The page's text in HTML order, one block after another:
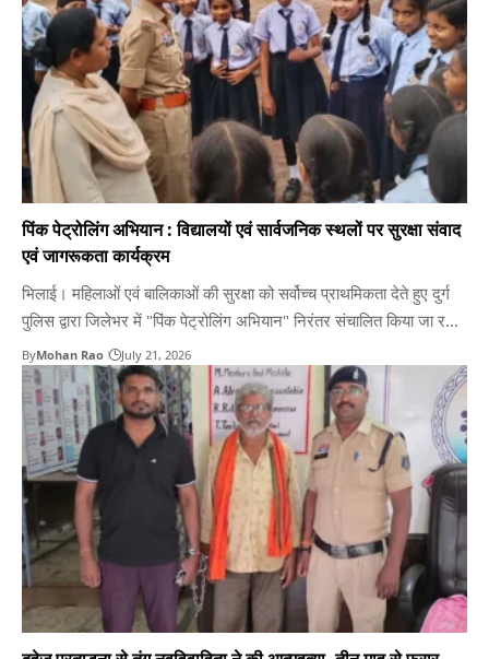
पिंक पेट्रोलिंग अभियान : विद्यालयों एवं सार्वजनिक स्थलों पर सुरक्षा संवाद
एवं जागरूकता कार्यक्रम
भिलाई। महिलाओं एवं बालिकाओं की सुरक्षा को सर्वोच्च प्राथमिकता देते हुए दुर्ग
पुलिस द्वारा जिलेभर में "पिंक पेट्रोलिंग अभियान" निरंतर संचालित किया जा रहा
है। इसी क्रम में मंगलवार को विभिन्न थाना क्षेत्रों में महिला पुलिस अधिकारियों
एवं पिंक पेट्रोलिंग टीम द्वारा विद्यालयों, सार्वजनिक स्थलों एवं संवेदनशील क्षेत्रों में
विशेष…
ByMohan Rao July 21, 2026